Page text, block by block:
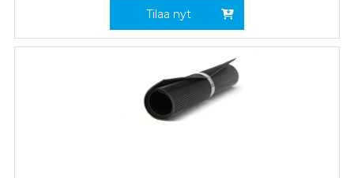
Tilaa nyt